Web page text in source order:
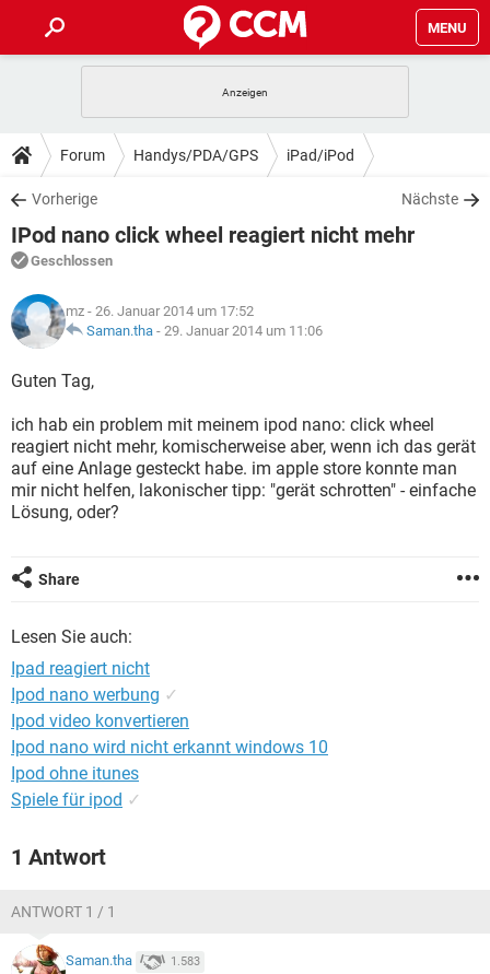
MENU
ANDROID IOS
WINDOWS 10
WHATSAPP TIKTOK
FACEBOOK
TIPPS & TRICKS
SPIELE STREAMING
WINDOWS 10
WHATSAPP
FACEBOOK HARDWARE
DOWNLOADS
SPIELE STREAMING
ANDROID
WINDOWS 10
WHATSAPP
FACEBOOK
FORUM
SPIELE
ANDROID IOS
FACEBOOK HARDWARE
LEXIKON
SPIELE
ANDROID
WINDOWS 10 INSTAGRAM
WHATSAPP TIKTOK
FACEBOOK HARDWARE
Forum Handys/PDA/GPS iPad/iPod
Vorherige Nächste
IPod nano click wheel reagiert nicht mehr
Geschlossen
mz - 26. Januar 2014 um 17:52
Saman.tha - 29. Januar 2014 um 11:06
Guten Tag,
ich hab ein problem mit meinem ipod nano: click wheel
reagiert nicht mehr, komischerweise aber, wenn ich das gerät
auf eine Anlage gesteckt habe. im apple store konnte man
mir nicht helfen, lakonischer tipp: "gerät schrotten" - einfache
Lösung, oder?
Share
Lesen Sie auch:
Ipad reagiert nicht
Ipod nano werbung ✓
Ipod video konvertieren
Ipod nano wird nicht erkannt windows 10
Ipod ohne itunes
Spiele für ipod ✓
1 Antwort
ANTWORT 1 / 1
Saman.tha 1.583